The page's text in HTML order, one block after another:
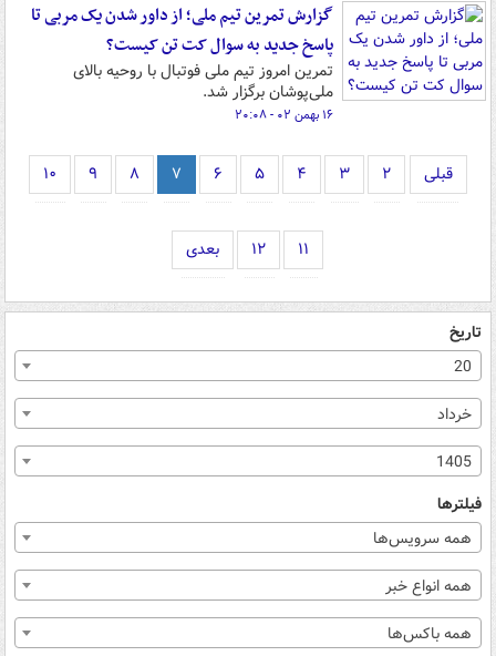
گزارش تمرین تیم ملی؛ از داور شدن یک مربی تا
پاسخ جدید به سوال کت تن کیست؟
تمرین امروز تیم‌ ملی فوتبال با روحیه بالای
ملی‌پوشان برگزار شد.
۱۶ بهمن ۰۲ - ۲۰:۰۸
قبلی ۲ ۳ ۴ ۵ ۶ ۷ ۸ ۹ ۱۰
۱۱ ۱۲ بعدی
تاریخ
20
خرداد
1405
فیلترها
همه سرویس‌ها
همه انواع خبر
همه باکس‌ها